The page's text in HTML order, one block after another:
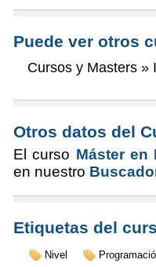
Puede ver otros
Cursos y Masters »
Otros datos del
El curso Máster en
en nuestro
Etiquetas del
Nivel